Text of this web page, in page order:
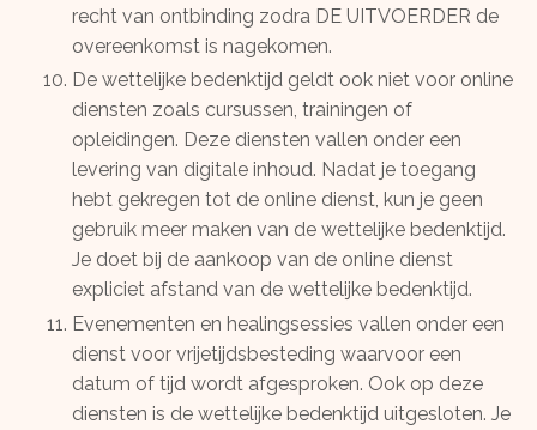
recht van ontbinding zodra DE UITVOERDER de
overeenkomst is nagekomen.
De wettelijke bedenktijd geldt ook niet voor online
diensten zoals cursussen, trainingen of
opleidingen. Deze diensten vallen onder een
levering van digitale inhoud. Nadat je toegang
hebt gekregen tot de online dienst, kun je geen
gebruik meer maken van de wettelijke bedenktijd.
Je doet bij de aankoop van de online dienst
expliciet afstand van de wettelijke bedenktijd.
Evenementen en healingsessies vallen onder een
dienst voor vrijetijdsbesteding waarvoor een
datum of tijd wordt afgesproken. Ook op deze
diensten is de wettelijke bedenktijd uitgesloten. Je